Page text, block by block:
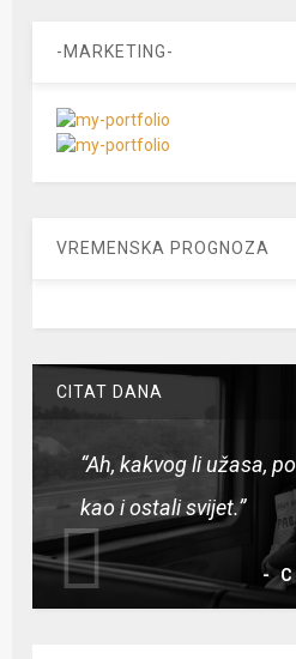
-MARKETING-
VREMENSKA PROGNOZA
CITAT DANA
“Ah, kakvog li užasa,
kao i ostali svijet.”
-